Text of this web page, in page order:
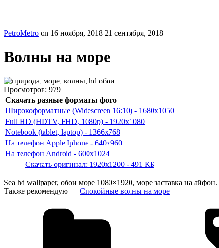
PetroMetro on 16 ноября, 2018 21 сентября, 2018
Волны на море
Просмотров: 979
Скачать оригинал: 1920x1200 - 491 КБ
Скачать разные форматы фото
Широкоформатные (Widescreen 16:10) - 1680x1050
Full HD (HDTV, FHD, 1080p) - 1920x1080
Notebook (tablet, laptop) - 1366x768
На телефон Apple Iphone - 640x960
На телефон Android - 600x1024
Sea hd wallpaper, обои море 1080×1920, море заставка на
Также рекомендую — Спокойные волны на море